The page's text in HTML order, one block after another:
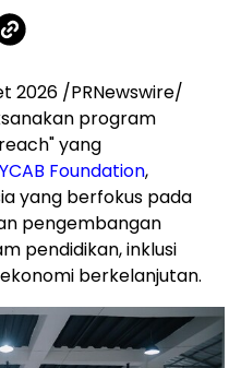
2026 /PRNewswire/
program
yang
YCAB Foundation,
yang berfokus pada
pengembangan
pendidikan, inklusi
berkelanjutan.